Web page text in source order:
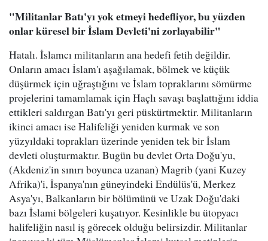
"Militanlar Batı'yı yok etmeyi hedefliyor, bu yüzden
onlar küresel bir İslam Devleti'ni zorlayabilir"
Hatalı. İslamcı militanların ana hedefi fetih değildir.
Onların amacı İslam'ı aşağılamak, bölmek ve küçük
düşürmek için uğraştığını ve İslam topraklarını sömürme
projelerini tamamlamak için Haçlı savaşı başlattığını iddia
ettikleri saldırgan Batı'yı geri püskürtmektir. Militanların
ikinci amacı ise Halifeliği yeniden kurmak ve son
yüzyıldaki toprakları üzerinde yeniden tek bir İslam
devleti oluşturmaktır. Bugün bu devlet Orta Doğu'yu,
(Akdeniz'in sınırı boyunca uzanan) Magrib (yani Kuzey
Afrika)'i, İspanya'nın güneyindeki Endülüs'ü, Merkez
Asya'yı, Balkanların bir bölümünü ve Uzak Doğu'daki
bazı İslami bölgeleri kuşatıyor. Kesinlikle bu ütopyacı
halifeliğin nasıl iş görecek olduğu belirsizdir. Militanlar